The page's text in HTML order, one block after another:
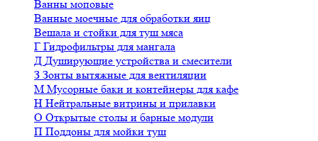
Ванны моповые
Ванные моечные для обработки яиц
Вешала и стойки для туш мяса
Г Гидрофильтры для мангала
Д Душирующие устройства и смесители
З Зонты вытяжные для вентиляции
М Мусорные баки и контейнеры для кафе
Н Нейтральные витрины и прилавки
О Открытые столы и барные модули
П Поддоны для мойки туш